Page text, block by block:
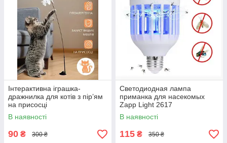
Інтерактивна іграшка-
дражнилка для котів з пір’ям
на присосці
В наявності
90 ₴ 300 ₴
Светодиодная лампа
приманка для насекомых
Zapp Light 2617
уничтожитель насекомых
В наявності
115 ₴ 350 ₴